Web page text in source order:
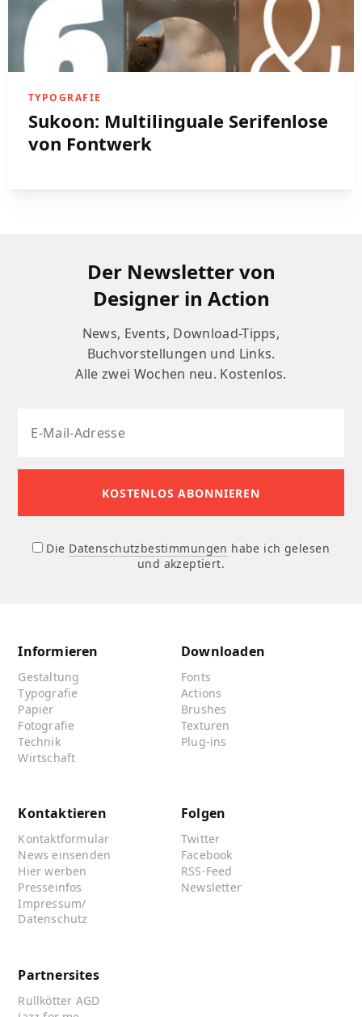
TYPOGRAFIE
Sukoon: Multilinguale Serifenlose
von Fontwerk
Der Newsletter von
Designer in Action
News, Events, Download-Tipps,
Buchvorstellungen und Links.
Alle zwei Wochen neu. Kostenlos.
Die Datenschutzbestimmungen habe ich gelesen
und akzeptiert.
Informieren
Gestaltung
Typografie
Papier
Fotografie
Technik
Wirtschaft
Downloaden
Fonts
Actions
Brushes
Texturen
Plug-ins
Kontaktieren
Kontaktformular
News einsenden
Hier werben
Presseinfos
Impressum/
Datenschutz
Folgen
Twitter
Facebook
RSS-Feed
Newsletter
Partnersites
Rullkötter AGD